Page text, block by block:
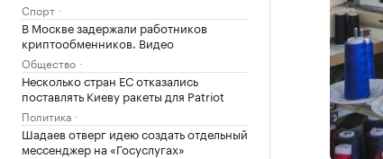
Спорт
В Москве задержали работников
криптообменников. Видео
Общество
Несколько стран ЕС отказались
поставлять Киеву ракеты для Patriot
Политика
Шадаев отверг идею создать отдельный
мессенджер на «Госуслугах»